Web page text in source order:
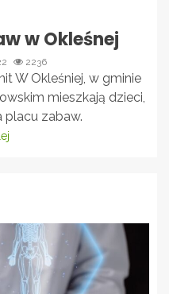
w Okleśnej
2236
W Okleśniej, w gminie
mieszkają dzieci,
placu zabaw.